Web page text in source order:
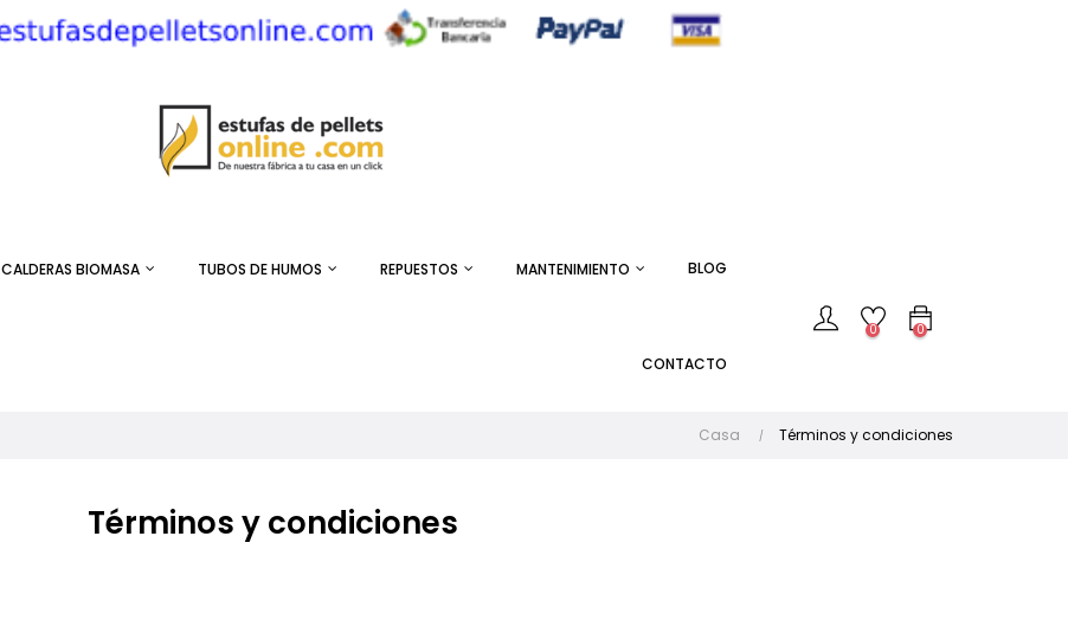
CALDERAS BIOMASA TUBOS DE HUMOS REPUESTOS MANTENIMIENTO BLOG
CONTACTO
0 0
Casa Términos y condiciones
Términos y condiciones